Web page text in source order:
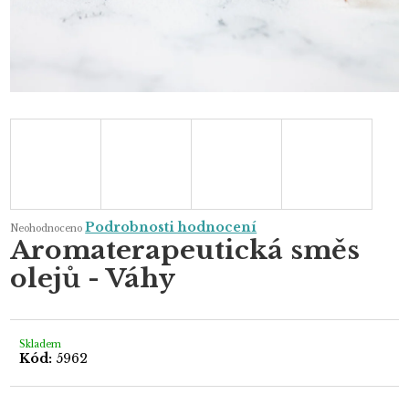
Průměrné
produktu
je
0,0
z
Neohodnoceno Podrobnosti hodnocení
Aromaterapeutická směs
olejů - Váhy
Skladem
Kód: 5962